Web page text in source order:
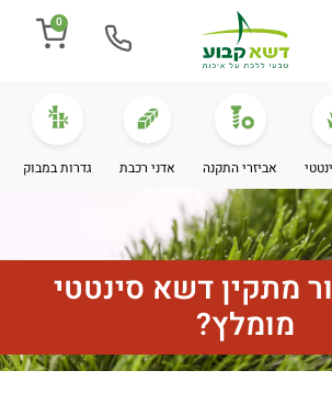
0
אביזרי התקנה אדני רכבת גדרות במבוק
מתקין דשא סינטטי
מומלץ?